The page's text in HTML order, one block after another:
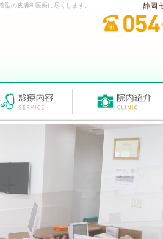
の皮膚科医療に尽くします。 静岡